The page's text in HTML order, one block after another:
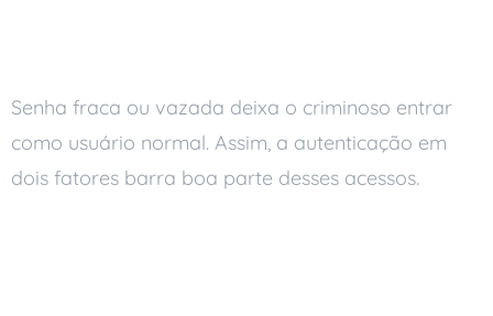
Senha fraca ou vazada deixa o criminoso entrar
como usuário normal. Assim, a autenticação em
dois fatores barra boa parte desses acessos.